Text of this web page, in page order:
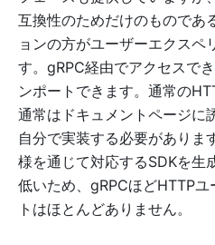
互換性のためだけのものであ
ョンの方がユーザーエクス
す。gRPC経由でアクセスで
ンポートできます。通常の
通常はドキュメントページに
自分で実装する必要がありま
様を通じて対応するSDKを生
低いため、gRPCほどHTTP
トはほとんどありません。